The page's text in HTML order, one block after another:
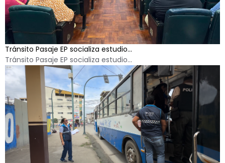
Tránsito Pasaje EP socializa estudio...
Tránsito Pasaje EP socializa estudio...